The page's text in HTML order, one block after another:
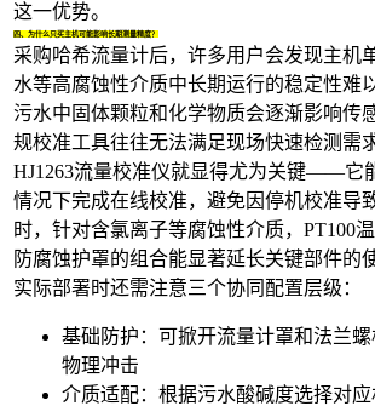
这一优势。
四、为什么只买主机可能影响长期测量精度？
采购哈希流量计后，许多用户会发现主机
水等高腐蚀性介质中长期运行的稳定性难
污水中固体颗粒和化学物质会逐渐影响传
规校准工具往往无法满足现场快速检测需
HJ1263流量校准仪就显得尤为关键——它
情况下完成在线校准，避免因停机校准导
时，针对含氯离子等腐蚀性介质， PT100
防腐蚀护罩的组合能显著延长关键部件的
实际部署时还需注意三个协同配置层级：
基础防护： 可掀开流量计罩和法兰
物理冲击
介质适配：根据污水酸碱度选择对应